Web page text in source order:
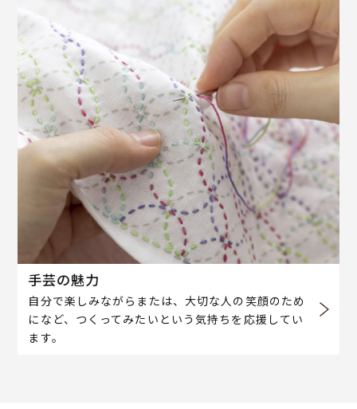
手芸の魅力
自分で楽しみながらまたは、大切な人の笑顔のため
になど、つくってみたいという気持ちを応援してい
ます。